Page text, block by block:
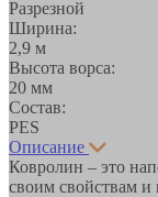
Разрезной
Ширина:
2,9 м
Высота ворса:
20 мм
Состав:
PES
Описание
Ковролин – это
своим свойствам и